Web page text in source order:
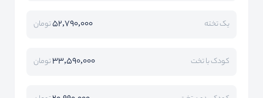
یک تخته 52,790,000تومان
کودک با تخت 33,590,000تومان